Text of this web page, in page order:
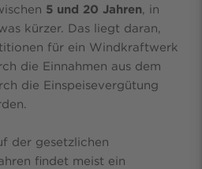
5 und 20 Jahren, in
kürzer. Das liegt daran,
für ein Windkraftwerk
die Einnahmen aus dem
die Einspeisevergütung
der gesetzlichen
findet meist ein